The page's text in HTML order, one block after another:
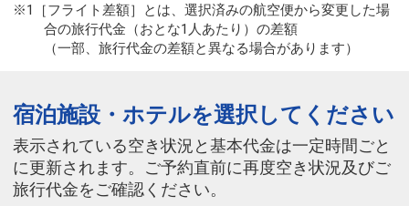
※1［フライト差額］とは、選択済みの航空便から変更した場
合の旅行代金（おとな1人あたり）の差額
（一部、旅行代金の差額と異なる場合があります）
宿泊施設・ホテルを選択してください
表示されている空き状況と基本代金は一定時間ごと
に更新されます。ご予約直前に再度空き状況及びご
旅行代金をご確認ください。